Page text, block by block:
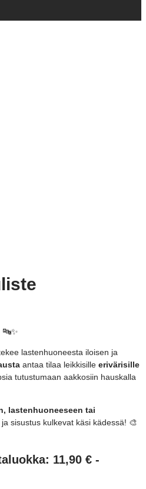
🔤✨
lastenhuoneesta iloisen ja
antaa tilaa leikkisille erivärisille
tutustumaan aakkosiin hauskalla
lastenhuoneeseen tai
ja sisustus kulkevat käsi kädessä! 🎨
11,90 € -